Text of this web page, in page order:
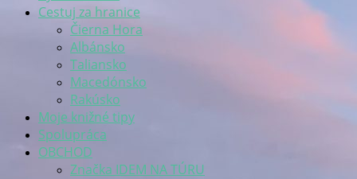
Cestuj za hranice
Čierna Hora
Albánsko
Taliansko
Macedónsko
Rakúsko
Moje knižné tipy
Spolupráca
OBCHOD
Značka IDEM NA TÚRU